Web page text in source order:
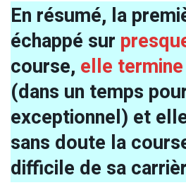
En résumé, la
échappé sur
course, elle
(dans un temps
exceptionnel) et
sans doute la
difficile de sa